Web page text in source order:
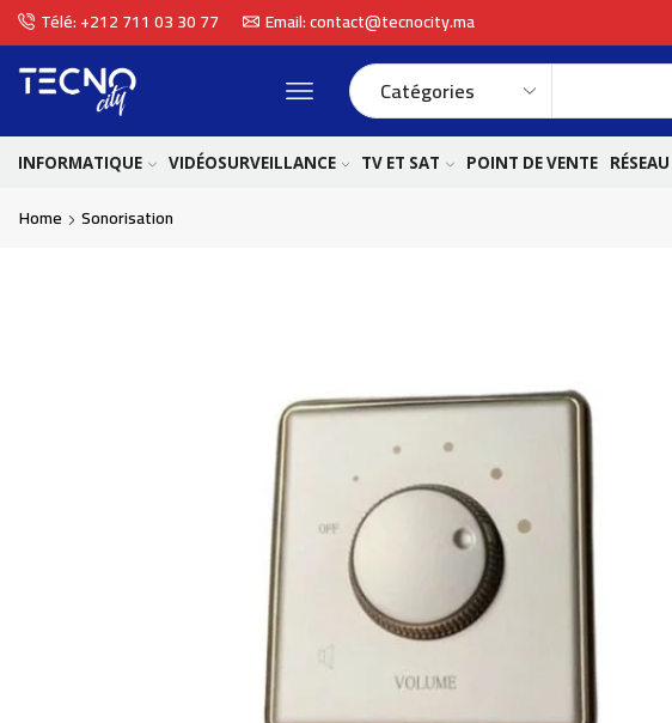
Télé: +212 711 03 30 77 Email: contact@tecnocity.ma
INFORMATIQUE VIDÉOSURVEILLANCE TV ET SAT POINT DE VENTE RÉSEAU
Home Sonorisation